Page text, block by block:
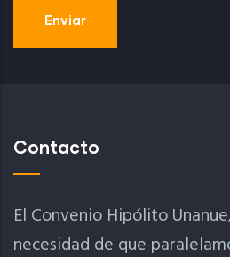
Contacto
El Convenio Hipólito
necesidad de que